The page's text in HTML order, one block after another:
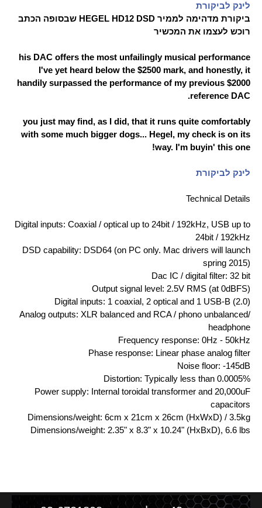
לינק לביקורת
ביקורת מדהימה לממיר HEGEL HD12 DSD שבסופה הכתב
רוכש לעצמו את המכשיר​
his DAC offers the most unfailingly musical performance
I've yet heard below the $2500 mark, and honestly, it
handily surpassed the performance of my previous $2000
reference DAC.
you just may find, as I did, that it runs quite comfortably
with some much bigger dogs... Hegel, my check is on its
way. I'm buyin' this one!
לינק לביקורת
Technical Details
Digital inputs: Coaxial / optical up to 24bit / 192kHz, USB up to
24bit / 192kHz
DSD capability: DSD64 (on PC only. Mac drivers will launch
spring 2015)
Dac IC / digital filter: 32 bit
Output signal level: 2.5V RMS (at 0dBFS)
Digital inputs: 1 coaxial, 2 optical and 1 USB-B (2.0)
Analog outputs: XLR balanced and RCA / phono unbalanced/
headphone
Frequency response: 0Hz - 50kHz
Phase response: Linear phase analog filter
Noise floor: -145dB
Distortion: Typically less than 0.0005%
Power supply: Internal toroidal transformer and 20,000uF
capacitors
Dimensions/weight: 6cm x 21cm x 26cm (HxWxD) / 3.5kg
Dimensions/weight: 2.35" x 8.3" x 10.24" (HxBxD), 6.6 lbs